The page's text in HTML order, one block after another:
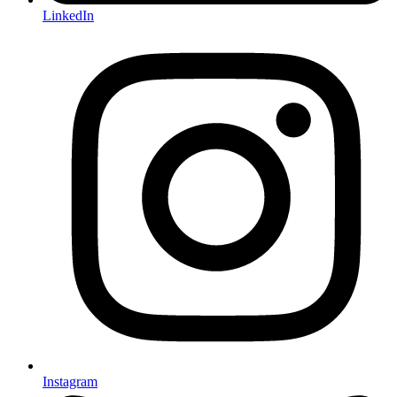
LinkedIn
Instagram